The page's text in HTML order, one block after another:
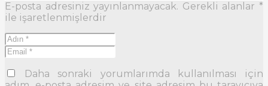
E-posta adresiniz yayınlanmayacak. Gerekli alanlar *
ile işaretlenmişlerdir
Daha sonraki yorumlarımda kullanılması için